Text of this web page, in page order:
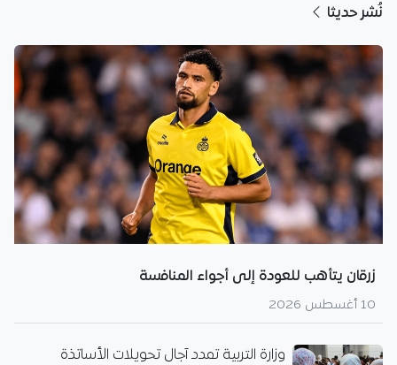
نُشر حديثا
زرقان يتأهب للعودة إلى أجواء المنافسة
10 أغسطس 2026
وزارة التربية تمدد آجال تحويلات الأساتذة